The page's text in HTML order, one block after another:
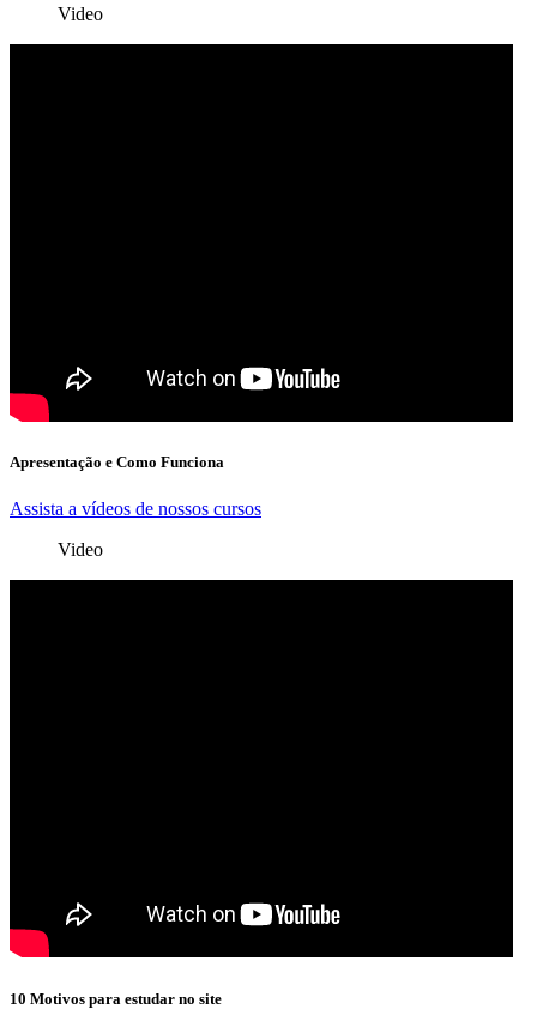
Video
Apresentação e Como Funciona
Assista a vídeos de nossos cursos
Video
10 Motivos para estudar no site